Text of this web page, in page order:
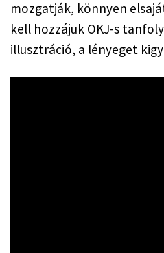
mozgatják, könnyen
kell hozzájuk OKJ-s
illusztráció, a lényeget